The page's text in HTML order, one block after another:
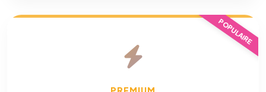
POPULAIRE